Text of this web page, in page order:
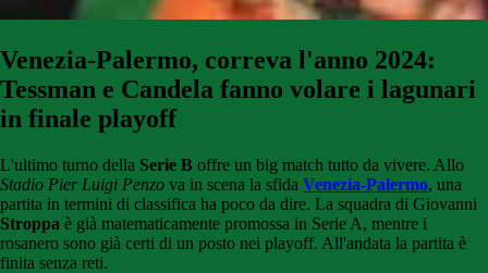
Venezia-Palermo, correva l'anno 2024:
Tessman e Candela fanno volare i lagunari
in finale playoff
L'ultimo turno della Serie B offre un big match tutto da vivere. Allo
Stadio Pier Luigi Penzo va in scena la sfida Venezia-Palermo, una
partita in termini di classifica ha poco da dire. La squadra di Giovanni
Stroppa è già matematicamente promossa in Serie A, mentre i
rosanero sono già certi di un posto nei playoff. All'andata la partita è
finita senza reti.